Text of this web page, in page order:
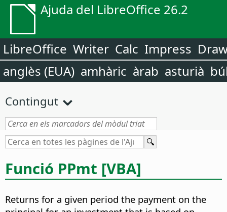
Ajuda del LibreOffice 26.2
LibreOffice Writer Calc Impress
anglès (EUA) amhàric àrab asturià
Contingut
Funció PPmt [VBA]
Returns for a given period the payment on the